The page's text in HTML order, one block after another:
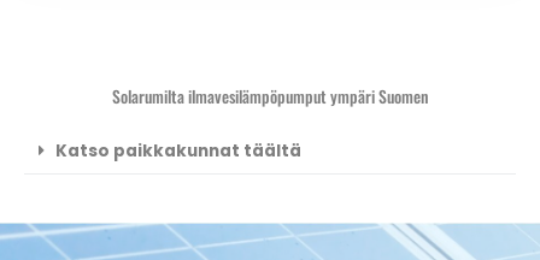
Solarumilta ilmavesilämpöpumput ympäri Suomen
Katso paikkakunnat täältä